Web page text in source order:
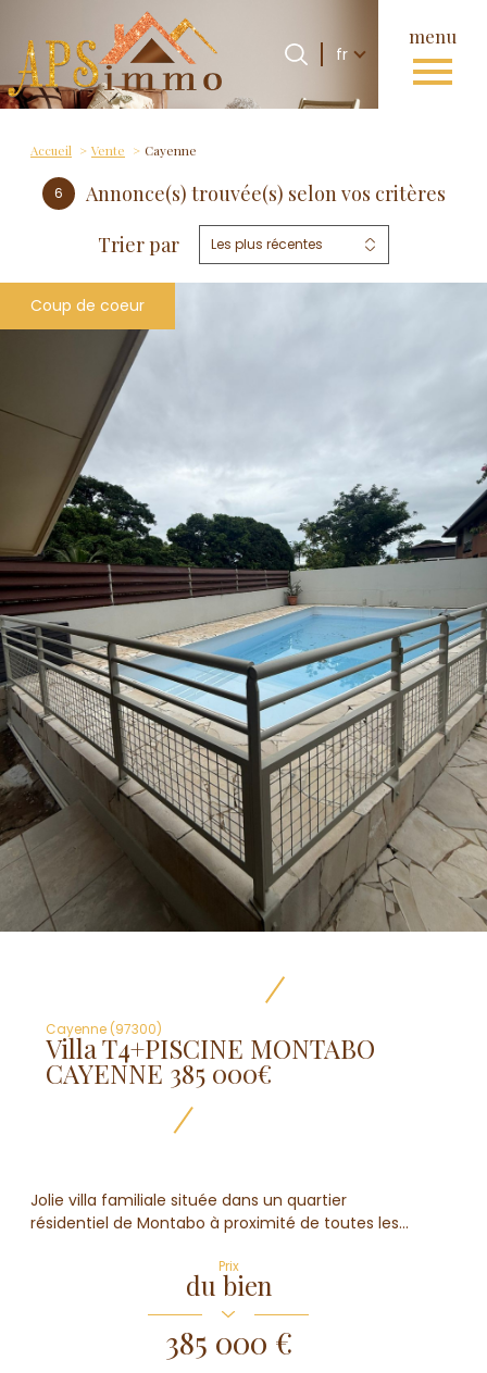
menu
fr
Accueil
Langue
Accueil Vente Cayenne
6
Annonce(s) trouvée(s) selon vos critères
Trier par
Les plus récentes
Coup de coeur
Cayenne (97300)
Villa T4+PISCINE MONTABO
CAYENNE 385 000€
Jolie villa familiale située dans un quartier
résidentiel de Montabo à proximité de toutes les...
Prix
du bien
385 000 €